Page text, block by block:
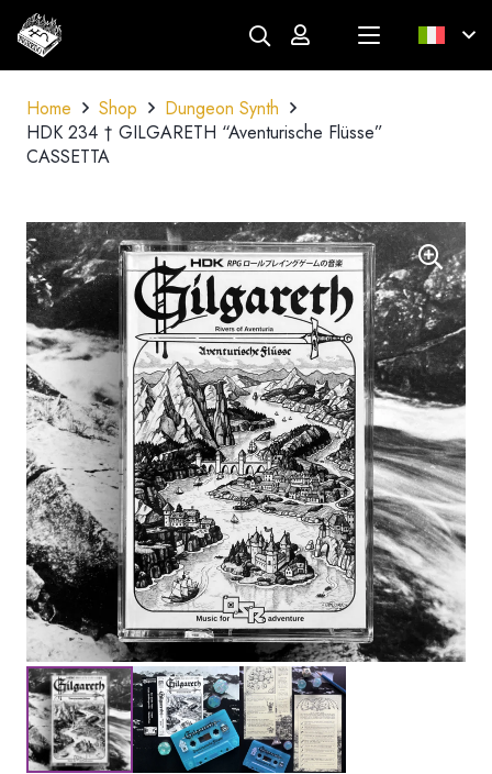
Home Shop
Dungeon Synth
HDK 234 † GILGARETH “Aventurische Flüsse”
CASSETTA